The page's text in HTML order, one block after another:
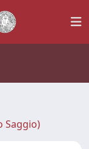
Saggio)